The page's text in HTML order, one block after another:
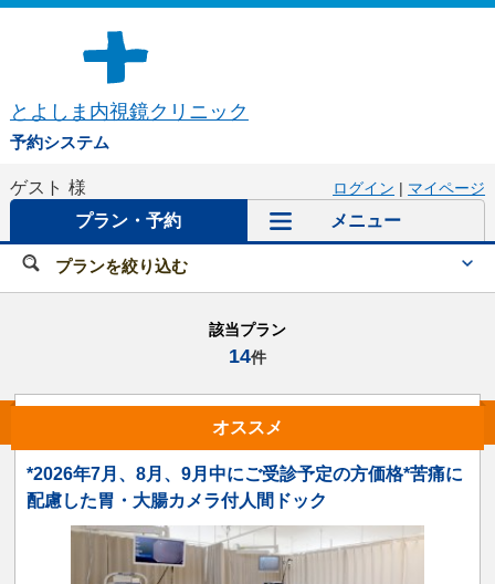
とよしま内視鏡クリニック
予約システム
ゲスト 様 ログイン | マイページ
プラン・予約 メニュー
プランを絞り込む
該当プラン
14件
オススメ
*2026年7月、8月、9月中にご受診予定の方価格*苦痛に
配慮した胃・大腸カメラ付人間ドック